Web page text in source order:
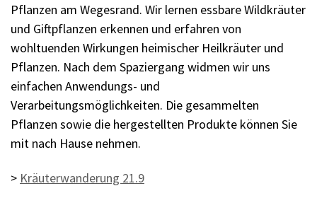
Pflanzen am Wegesrand. Wir lernen essbare Wildkräuter
und Giftpflanzen erkennen und erfahren von
wohltuenden Wirkungen heimischer Heilkräuter und
Pflanzen. Nach dem Spaziergang widmen wir uns
einfachen Anwendungs- und
Verarbeitungsmöglichkeiten. Die gesammelten
Pflanzen sowie die hergestellten Produkte können Sie
mit nach Hause nehmen.
> Kräuterwanderung 21.9